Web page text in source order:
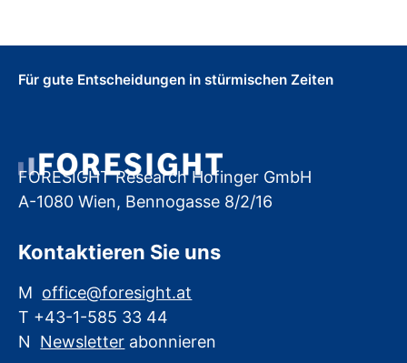
Für gute Entscheidungen in stürmischen Zeiten
FORESIGHT Research Hofinger GmbH
A-1080 Wien, Bennogasse 8/2/16
Kontaktieren Sie uns
M office@foresight.at
T +43-1-585 33 44
N
Newsletter abonnieren